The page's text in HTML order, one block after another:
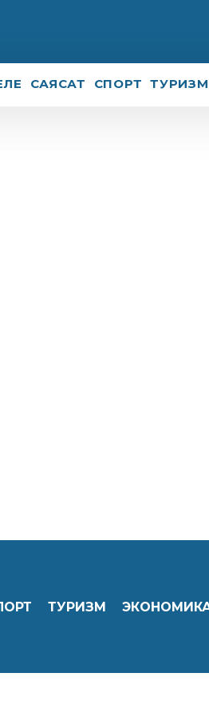
САЯСАТ СПОРТ ТУРИЗМ
ТУРИЗМ